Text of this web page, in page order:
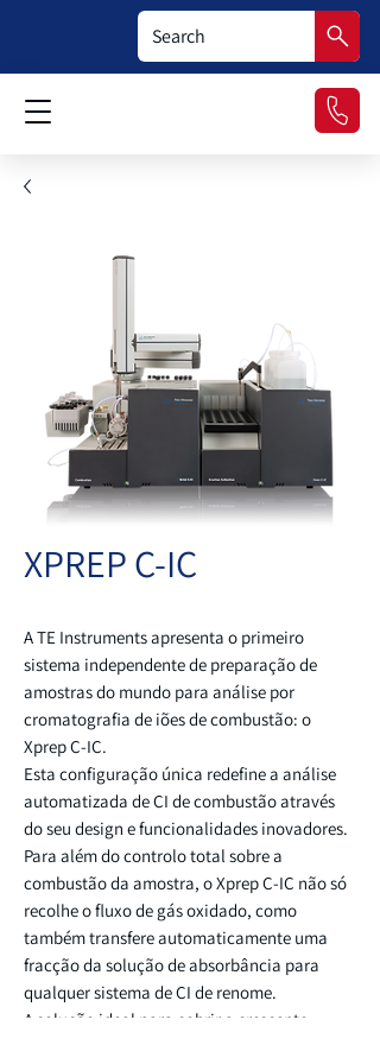
XPREP C-IC
A TE Instruments apresenta o primeiro
sistema independente de preparação de
amostras do mundo para análise por
cromatografia de iões de combustão: o
Xprep C-IC.
Esta configuração única redefine a análise
automatizada de CI de combustão através
do seu design e funcionalidades inovadores.
Para além do controlo total sobre a
combustão da amostra, o Xprep C-IC não só
recolhe o fluxo de gás oxidado, como
também transfere automaticamente uma
fracção da solução de absorbância para
qualquer sistema de CI de renome.
A solução ideal para cobrir a crescente